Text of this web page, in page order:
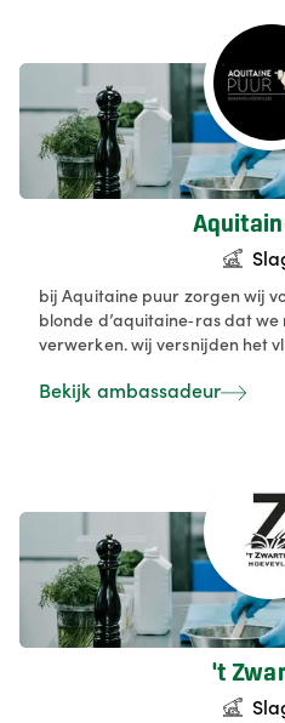
samenwerking met het
een zinvolle dagbesteding
hebben in onze maatschappij.
bij Aquitaine puur zorgen wij
blonde d’aquitaine‑ras dat
verwerken. wij versnijden het
aandacht voor duurzaamheid,
periodiek verkopen van ons
hoeveslagerij sedert september
Bekijk ambassadeur
't